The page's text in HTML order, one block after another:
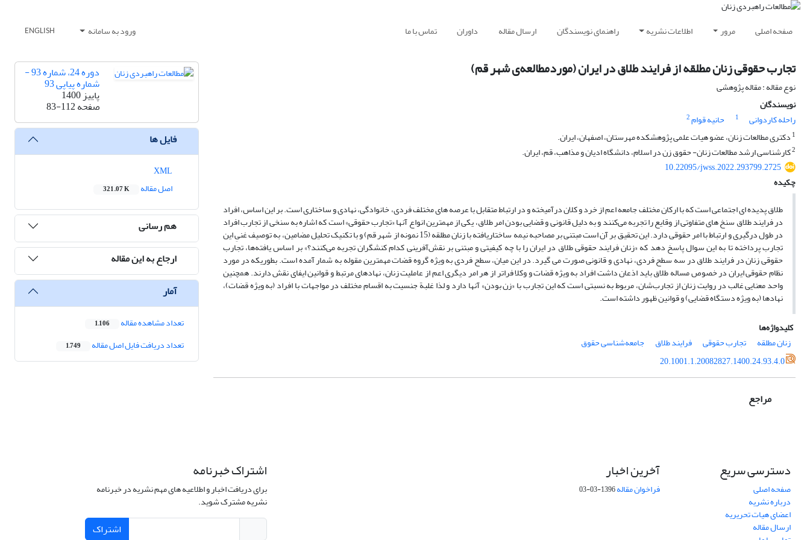
صفحه اصلی مرور اطلاعات نشریه راهنمای نویسندگان ارسال مقاله داوران تماس با ما ورود به سامانه ENGLISH
تجارب حقوقی زنان مطلقه از فرایند طلاق در ایران (موردمطالعه‌ی شهر قم)
نوع مقاله : مقاله پژوهشی
نویسندگان
راحله کاردوانی
1 حانیه قوام2
1 دکتری مطالعات زنان، عضو هیات علمی پژوهشکده مهرستان، اصفهان، ایران.
2کارشناسی ارشد مطالعات زنان- حقوق زن در اسلام، دانشگاه ادیان و مذاهب، قم، ایران.
10.22095/jwss.2022.293799.2725
چکیده
طلاق پدیده ای اجتماعی است که با ارکان مختلف جامعه اعم از خرد و کلان درآمیخته و در ارتباط متقابل با عرصه های مختلف فردی، خانوادگی، نهادی و ساختاری است. بر این اساس، افراد
در فرایند طلاق سنخ های متفاوتی از وقایع را تجربه می‌کنند و به دلیل قانونی و قضایی بودن امر طلاق، یکی از مهمترین انواع آنها «تجارب حقوقی» است که اشاره به سنخی از تجارب افراد
در طول درگیری و ارتباط با امر حقوقی دارد. این تحقیق بر آن است مبتنی بر مصاحبه نیمه ساختاریافته با زنان مطلقه (15 نمونه از شهر قم) و با تکنیک تحلیل مضامین، به توصیف غنیِ این
تجارب پرداخته تا به این سوال پاسخ دهد که «زنان فرایند حقوقی طلاق در ایران را با چه کیفیتی و مبتنی بر نقش‌آفرینی کدام کنشگران تجربه می‌کنند؟» بر اساس یافته‌ها، تجارب
حقوقی زنان در فرایند طلاق در سه سطح فردی، نهادی و قانونی صورت می‌ گیرد. در این میان، سطح فردی به ویژه گروه قضات مهمترین مقوله به شمار آمده است. بطوریکه در مورد
نظام حقوقی ایران در خصوص مساله طلاق باید اذعان داشت افراد به ویژه قضات و وکلا فراتر از هر امر دیگری اعم از عاملیت زنان، نهادهای مرتبط و قوانین ایفای نقش دارند. همچنین
واحد معنایی غالب در روایت زنان از تجارب‌شان، مربوط به نسبتی است که این تجارب با «زن بودن» آنها دارد و لذا غلبة جنسیت به اقسام مختلف در مواجهات با افراد (به ویژه قضات)،
نهادها (به ویژه دستگاه قضایی) و قوانین ظهور داشته است.
کلیدواژه‌ها
زنان مطلقه
تجارب حقوقی فرایند طلاق
جامعه‌شناسی حقوق
20.1001.1.20082827.1400.24.93.4.0
مراجع
دوره 24، شماره 93 -
شماره پیاپی 93
پاییز 1400
صفحه83-112
فایل ها
اصل مقاله
321.07 K
هم رسانی
ارجاع به این مقاله
آمار
تعداد مشاهده مقاله 1,106
تعداد دریافت فایل اصل مقاله 1,749
دسترسی سریع
صفحه اصلی
درباره نشریه
اعضای هیات تحریریه
ارسال مقاله
آخرین اخبار
فراخوان مقاله1396-03-03
اشتراک خبرنامه
برای دریافت اخبار و اطلاعیه های مهم نشریه در خبرنامه
نشریه مشترک شوید.
اشتراک